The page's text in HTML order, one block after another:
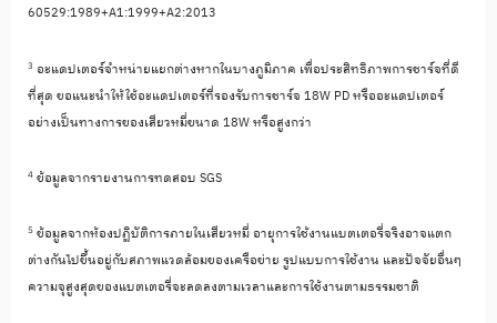
60529:1989+A1:1999+A2:2013
3 อะแดปเตอร์จำหน่ายแยกต่างหากในบางภูมิภาค เพื่อประสิทธิภาพการชาร์จที่ดี
ที่สุด ขอแนะนำให้ใช้อะแดปเตอร์ที่รองรับการชาร์จ 18W PDหรืออะแดปเตอร์
อย่างเป็นทางการของเสียวหมี่ขนาด 18Wหรือสูงกว่า
4 ข้อมูลจากรายงานการทดสอบ SGS
5 ข้อมูลจากห้องปฏิบัติการภายในเสียวหมี่ อายุการใช้งานแบตเตอรี่จริงอาจแตก
ต่างกันไปขึ้นอยู่กับสภาพแวดล้อมของเครือข่าย รูปแบบการใช้งาน และปัจจัยอื่นๆ
ความจุสูงสุดของแบตเตอรี่จะลดลงตามเวลาและการใช้งานตามธรรมชาติ